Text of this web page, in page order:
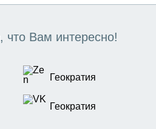
что Вам интересно!
Геократия
Геократия